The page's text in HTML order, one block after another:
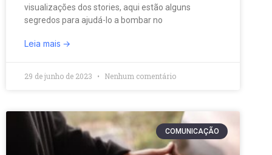
visualizações dos stories, aqui estão alguns
segredos para ajudá-lo a bombar no
Leia mais
29 de junho de 2023 Nenhum comentário
COMUNICAÇÃO